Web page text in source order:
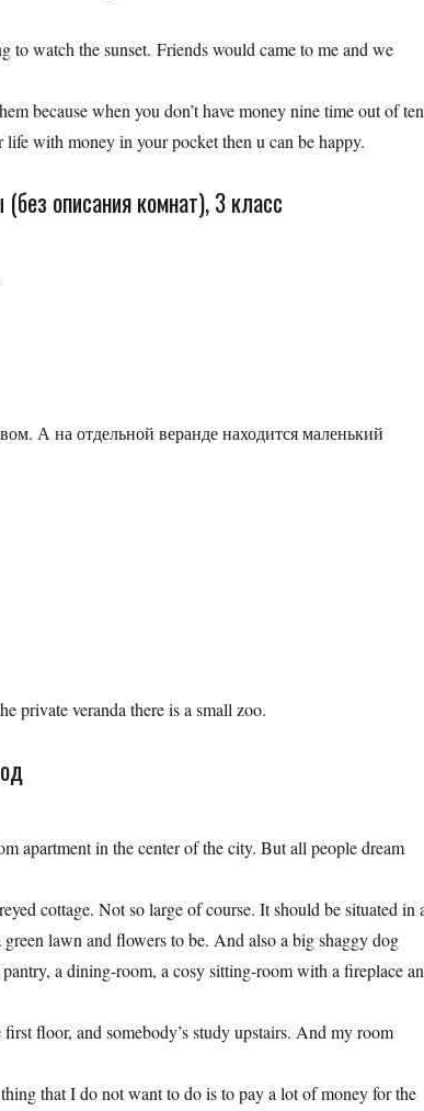
watch the sunset. Friends would came to me and we
because when you don’t have money nine time out of
with money in your pocket then u can be happy.
описания комнат), 3 класс
А на отдельной веранде находится маленький
private veranda there is a small zoo.
apartment in the center of the city. But all people dream
cottage. Not so large of course. It should be situated in
lawn and flowers to be. And also a big shaggy dog
a dining-room, a cosy sitting-room with a fireplace
floor, and somebody’s study upstairs. And my room
that I do not want to do is to pay a lot of money for the